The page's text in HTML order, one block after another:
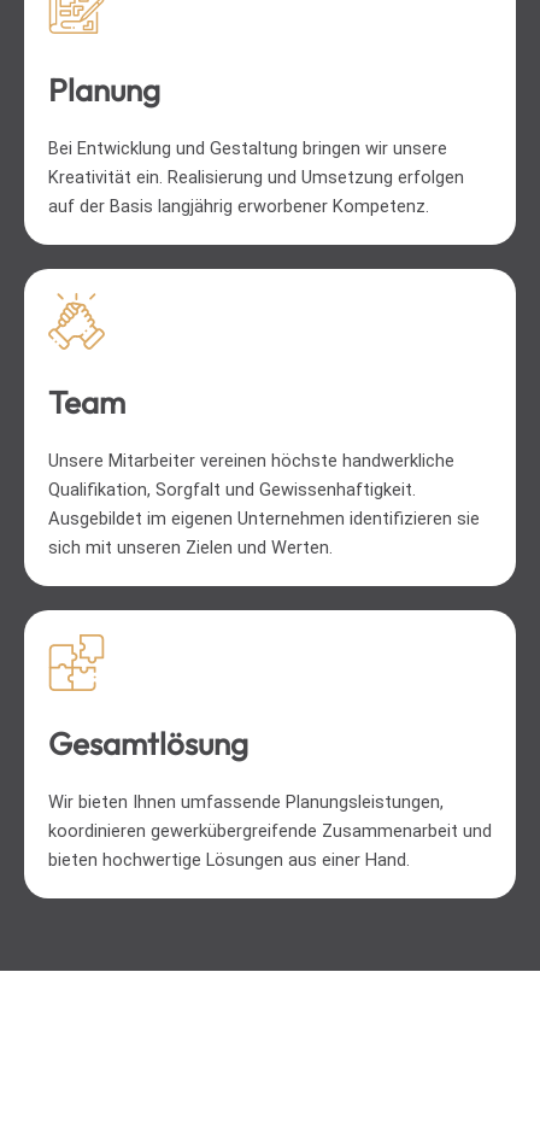
Planung
Bei Entwicklung und Gestaltung bringen wir unsere
Kreativität ein. Realisierung und Umsetzung erfolgen
auf der Basis langjährig erworbener Kompetenz.
Team
Unsere Mitarbeiter vereinen höchste handwerkliche
Qualifikation, Sorgfalt und Gewissenhaftigkeit.
Ausgebildet im eigenen Unternehmen identifizieren sie
sich mit unseren Zielen und Werten.
Gesamtlösung
Wir bieten Ihnen umfassende Planungsleistungen,
koordinieren gewerkübergreifende Zusammenarbeit und
bieten hochwertige Lösungen aus einer Hand.